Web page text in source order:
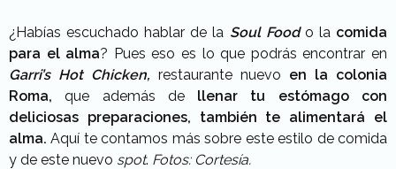
¿Habías escuchado hablar de la Soul Foodo la comida
para el alma? Pues eso es lo que podrás encontrar en
Garri’s Hot Chicken, restaurante nuevo en la colonia
Roma,que además de llenar tu estómago con
deliciosas preparaciones, también te alimentará el
alma. Aquí te contamos más sobre este estilo de comida
y de este nuevo spot. Fotos: Cortesía.